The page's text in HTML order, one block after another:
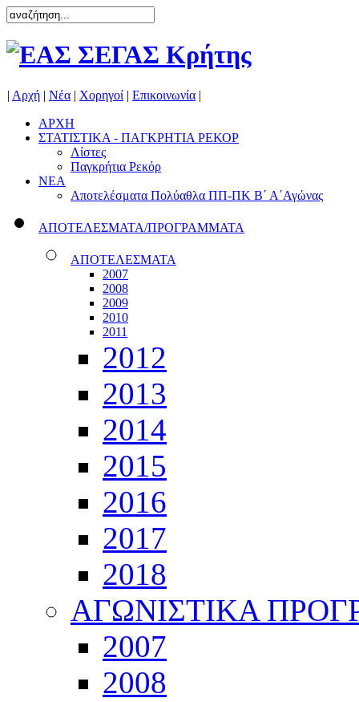
| Αρχή | Νέα | Χορηγοί | Επικοινωνία |
ΑΡΧΗ
ΣΤΑΤΙΣΤΙΚΑ - ΠΑΓΚΡΗΤΙΑ ΡΕΚΟΡ
Λίστες
Παγκρήτια Ρεκόρ
ΝΕΑ
Αποτελέσματα Πολύαθλα ΠΠ-ΠΚ Β΄ Α΄Αγώνας
ΑΠΟΤΕΛΕΣΜΑΤΑ/ΠΡΟΓΡΑΜΜΑΤΑ
ΑΠΟΤΕΛΕΣΜΑΤΑ
2007
2008
2009
2010
2011
2012
2013
2014
2015
2016
2017
2018
ΑΓΩΝΙΣΤΙΚΑ
2007
2008